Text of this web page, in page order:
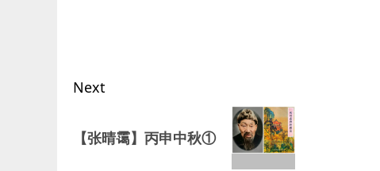
Next
post:
【张晴霭】丙申中秋①